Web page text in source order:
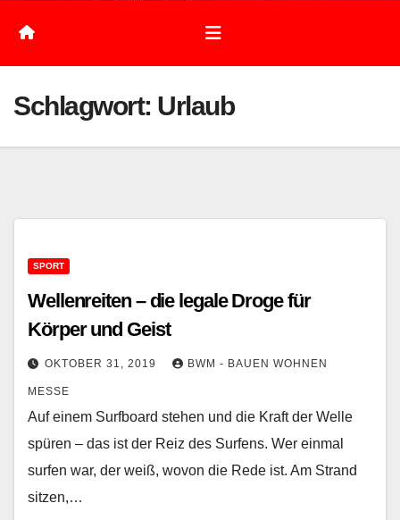
Schlagwort: Urlaub
SPORT
Wellenreiten – die legale Droge für
Körper und Geist
OKTOBER 31, 2019 BWM - BAUEN WOHNEN
MESSE
Auf einem Surfboard stehen und die Kraft der Welle
spüren – das ist der Reiz des Surfens. Wer einmal
surfen war, der weiß, wovon die Rede ist. Am Strand
sitzen,…